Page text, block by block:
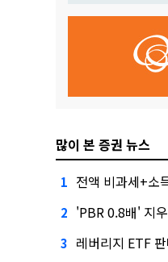
많이 본 증권 뉴스
1 전액 비과세+소
2 'PBR 0.8배' 지우고 업종별
3 레버리지 ETF 판매 운용사